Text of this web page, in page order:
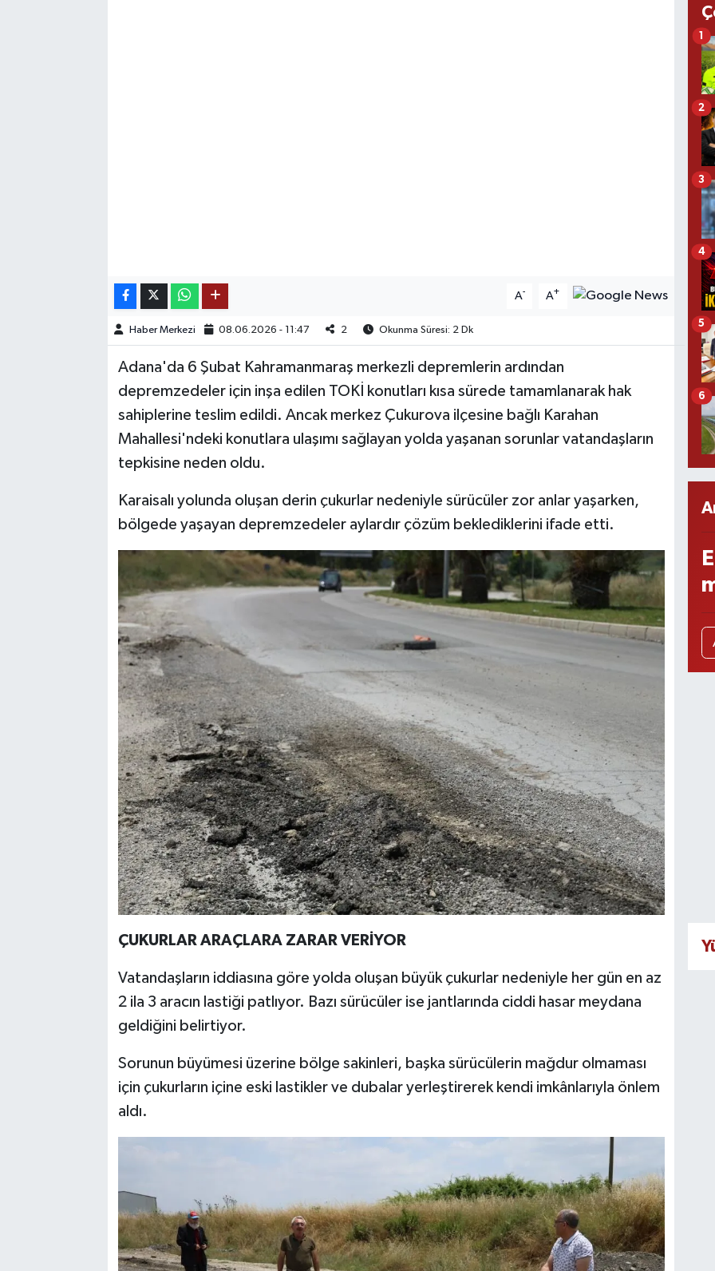
A- A+
Haber Merkezi 08.06.2026 - 11:47 2 Okunma Süresi: 2 Dk
Adana'da 6 Şubat Kahramanmaraş merkezli depremlerin ardından
depremzedeler için inşa edilen TOKİ konutları kısa sürede tamamlanarak hak
sahiplerine teslim edildi. Ancak merkez Çukurova ilçesine bağlı Karahan
Mahallesi'ndeki konutlara ulaşımı sağlayan yolda yaşanan sorunlar vatandaşların
tepkisine neden oldu.
Karaisalı yolunda oluşan derin çukurlar nedeniyle sürücüler zor anlar yaşarken,
bölgede yaşayan depremzedeler aylardır çözüm beklediklerini ifade etti.
ÇUKURLAR ARAÇLARA ZARAR VERİYOR
Vatandaşların iddiasına göre yolda oluşan büyük çukurlar nedeniyle her gün en az
2 ila 3 aracın lastiği patlıyor. Bazı sürücüler ise jantlarında ciddi hasar meydana
geldiğini belirtiyor.
Sorunun büyümesi üzerine bölge sakinleri, başka sürücülerin mağdur olmaması
için çukurların içine eski lastikler ve dubalar yerleştirerek kendi imkânlarıyla önlem
aldı.
1
2
3
4
5
6